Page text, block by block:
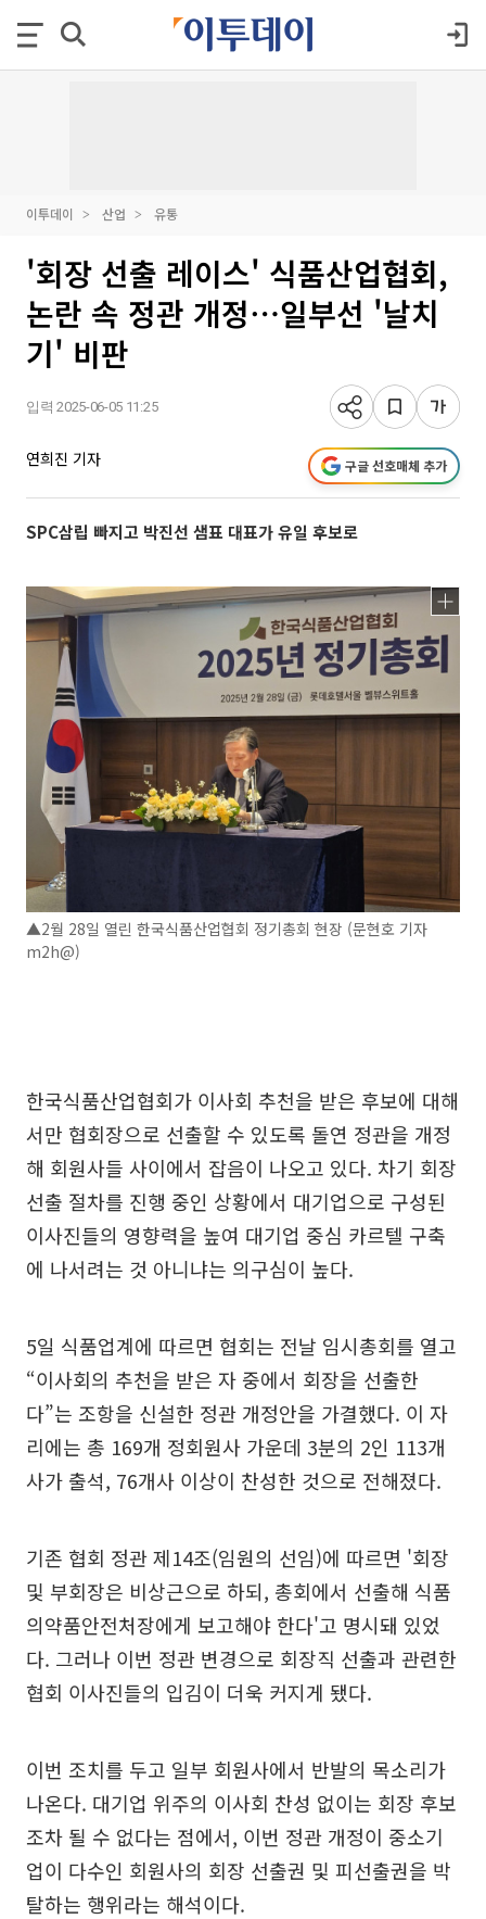
이투데이 산업 유통
'회장 선출 레이스' 식품산업협회,
논란 속 정관 개정⋯일부선 '날치
기' 비판
입력 2025-06-05 11:25
연희진 기자 구글 선호매체 추가
SPC삼립 빠지고 박진선 샘표 대표가 유일 후보로
▲2월 28일 열린 한국식품산업협회 정기총회 현장 (문현호 기자
m2h@)
한국식품산업협회가 이사회 추천을 받은 후보에 대해
서만 협회장으로 선출할 수 있도록 돌연 정관을 개정
해 회원사들 사이에서 잡음이 나오고 있다. 차기 회장
선출 절차를 진행 중인 상황에서 대기업으로 구성된
이사진들의 영향력을 높여 대기업 중심 카르텔 구축
에 나서려는 것 아니냐는 의구심이 높다.
5일 식품업계에 따르면 협회는 전날 임시총회를 열고
“이사회의 추천을 받은 자 중에서 회장을 선출한
다”는 조항을 신설한 정관 개정안을 가결했다. 이 자
리에는 총 169개 정회원사 가운데 3분의 2인 113개
사가 출석, 76개사 이상이 찬성한 것으로 전해졌다.
기존 협회 정관 제14조(임원의 선임)에 따르면 '회장
및 부회장은 비상근으로 하되, 총회에서 선출해 식품
의약품안전처장에게 보고해야 한다'고 명시돼 있었
다. 그러나 이번 정관 변경으로 회장직 선출과 관련한
협회 이사진들의 입김이 더욱 커지게 됐다.
이번 조치를 두고 일부 회원사에서 반발의 목소리가
나온다. 대기업 위주의 이사회 찬성 없이는 회장 후보
조차 될 수 없다는 점에서, 이번 정관 개정이 중소기
업이 다수인 회원사의 회장 선출권 및 피선출권을 박
탈하는 행위라는 해석이다.